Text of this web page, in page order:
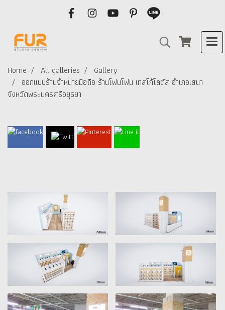
Home All galleries
Gallery
ออกแบบร้านจำหน่ายมือถือ ร้านโฟนโฟน เทสโก้โลตัส อำเภอเสนา
จังหวัดพระนครศรีอยุธยา